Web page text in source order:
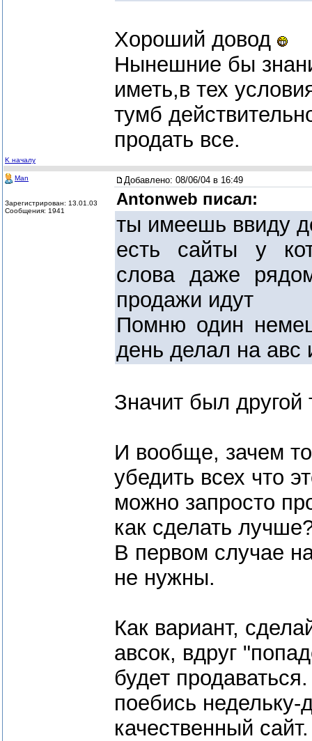
Хороший довод
Нынешние бы
иметь,в тех
тумб
продать все.
K началу
Man
Зарегистрирован: 13.01.03
Сообщения: 1941
Добавлено: 08/06/04 в 16:49
Antonweb писал:
ты имеешь ввиду
есть сайты у
слова даже
продажи идут
Помню один
день делал на авс
Значит был
И вообще, зачем
убедить всех что
можно запросто
как сделать
В первом случае
не нужны.
Как вариант,
авсок, вдруг
будет
поебись недельку-
качественный